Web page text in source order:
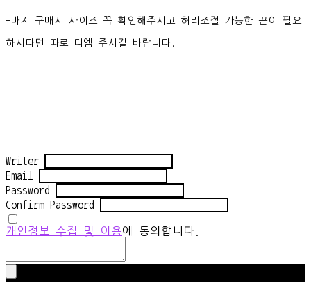
-바지 구매시 사이즈 꼭 확인해주시고 허리조절 가능한 끈이 필요
하시다면 따로 디엠 주시길 바랍니다.
Writer
Email
Password
Confirm Password
개인정보 수집 및 이용에 동의합니다.